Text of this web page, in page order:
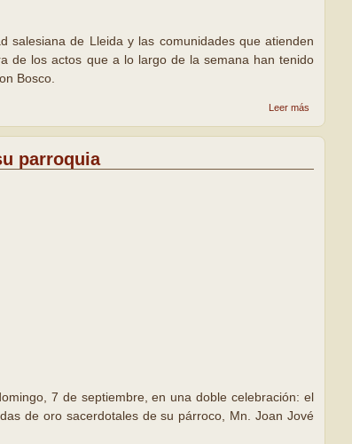
salesiana de Lleida y las comunidades que atienden
de los actos que a lo largo de la semana han tenido
Bosco.
Leer más
Dios a la
humanidad
parroquia
7 de septiembre, en una doble celebración: el
de oro sacerdotales de su párroco, Mn. Joan Jové